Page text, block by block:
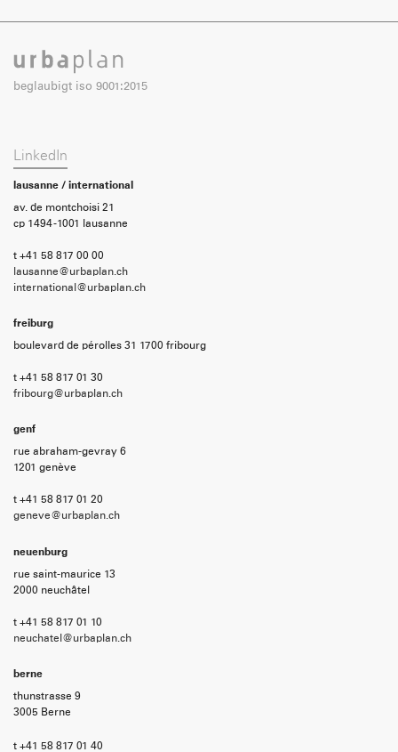
beglaubigt iso 9001:2015
LinkedIn
lausanne / international
av. de montchoisi 21
cp 1494 -1001 lausanne
t +41 58 817 00 00
lausanne@urbaplan.ch
international@urbaplan.ch
freiburg
boulevard de pérolles 31 1700 fribourg
t +41 58 817 01 30
fribourg@urbaplan.ch
genf
rue abraham-gevray 6
1201 genève
t +41 58 817 01 20
geneve@urbaplan.ch
neuenburg
rue saint-maurice 13
2000 neuchâtel
t +41 58 817 01 10
neuchatel@urbaplan.ch
berne
thunstrasse 9
3005 Berne
t +41 58 817 01 40